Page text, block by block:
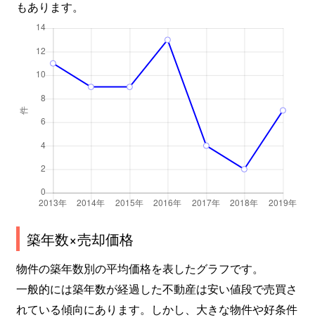
もあります。
築年数×売却価格
物件の築年数別の平均価格を表したグラフです。
一般的には築年数が経過した不動産は安い値段で売買さ
れている傾向にあります。しかし、大きな物件や好条件